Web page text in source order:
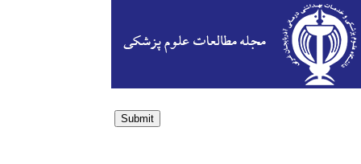
Submit